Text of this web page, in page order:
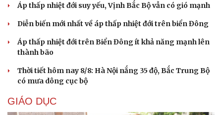
Cải chính
Áp thấp nhiệt đới suy yếu, Vịnh Bắc Bộ vẫn có gió mạnh
Diễn biến mới nhất về áp thấp nhiệt đới trên biển Đông
Áp thấp nhiệt đới trên Biển Đông ít khả năng mạnh lên
thành bão
Thời tiết hôm nay 8/8: Hà Nội nắng 35 độ, Bắc Trung Bộ
có mưa dông cục bộ
GIÁO DỤC